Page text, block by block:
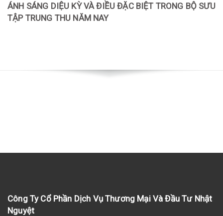
ÁNH SÁNG DIỆU KỲ VÀ ĐIỀU ĐẶC BIỆT TRONG BỘ SƯU
TẬP TRUNG THU NĂM NAY
Công Ty Cổ Phần Dịch Vụ Thương Mại Và Đầu Tư Nhật
Nguyệt